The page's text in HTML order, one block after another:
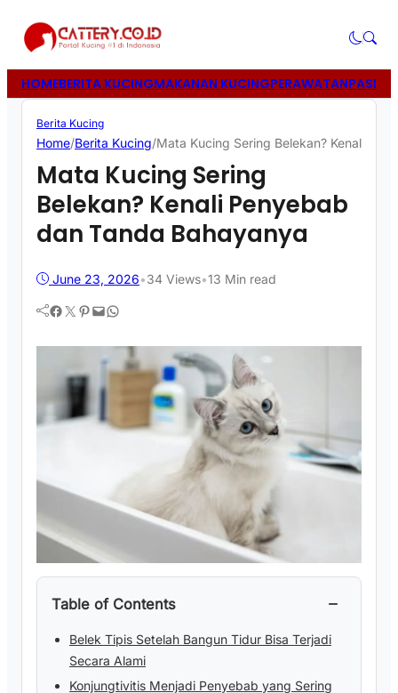
HOMEBERITA KUCINGMAKANAN KUCINGPERAWATANPASIR
Berita Kucing
Home/Berita Kucing/Mata Kucing Sering Belekan? Kenali
Mata Kucing Sering
Belekan? Kenali Penyebab
dan Tanda Bahayanya
June 23, 2026•34 Views•13 Min read
Facebook Twitter Pinterest Mail WhatsApp
Table of Contents −
Belek Tipis Setelah Bangun Tidur Bisa Terjadi
Secara Alami
Konjungtivitis Menjadi Penyebab yang Sering